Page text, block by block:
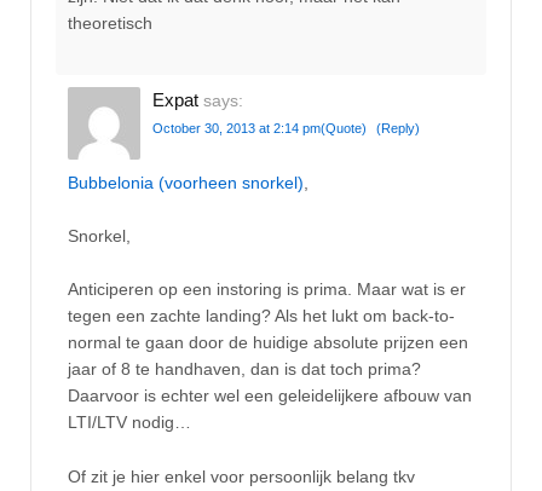
theoretisch
Expat says:
October 30, 2013 at 2:14 pm(Quote) (Reply)
Bubbelonia (voorheen snorkel)
Snorkel,
Anticiperen op een instoring is prima. Maar wat is er
tegen een zachte landing? Als het lukt om back-to-
normal te gaan door de huidige absolute prijzen een
jaar of 8 te handhaven, dan is dat toch prima?
Daarvoor is echter wel een geleidelijkere afbouw van
LTI/LTV nodig…
Of zit je hier enkel voor persoonlijk belang tkv